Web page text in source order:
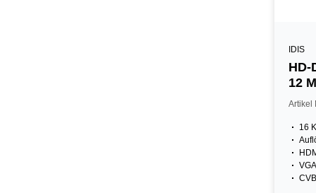
IDIS
HD-
12
Artikel
16
VGA